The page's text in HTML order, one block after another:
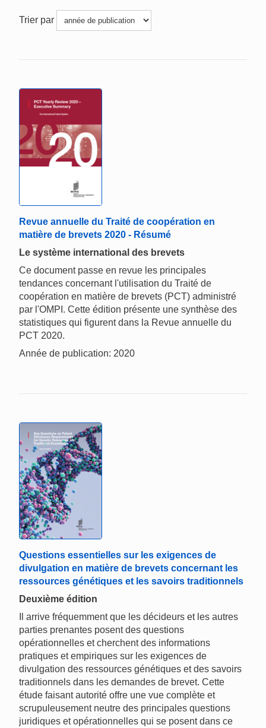
Trier par
Revue annuelle du Traité de coopération en
matière de brevets 2020 - Résumé
Le système international des brevets
Ce document passe en revue les principales
tendances concernant l'utilisation du Traité de
coopération en matière de brevets (PCT) administré
par l'OMPI. Cette édition présente une synthèse des
statistiques qui figurent dans la Revue annuelle du
PCT 2020.
Année de publication: 2020
Questions essentielles sur les exigences de
divulgation en matière de brevets concernant les
ressources génétiques et les savoirs traditionnels
Deuxième édition
Il arrive fréquemment que les décideurs et les autres
parties prenantes posent des questions
opérationnelles et cherchent des informations
pratiques et empiriques sur les exigences de
divulgation des ressources génétiques et des savoirs
traditionnels dans les demandes de brevet. Cette
étude faisant autorité offre une vue complète et
scrupuleusement neutre des principales questions
juridiques et opérationnelles qui se posent dans ce